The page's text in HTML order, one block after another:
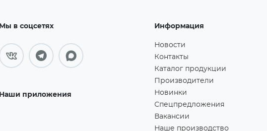
Мы в соцсетях
Наши приложения
Информация
Новости
Контакты
Каталог продукции
Производители
Новинки
Спецпредложения
Вакансии
Наше производство